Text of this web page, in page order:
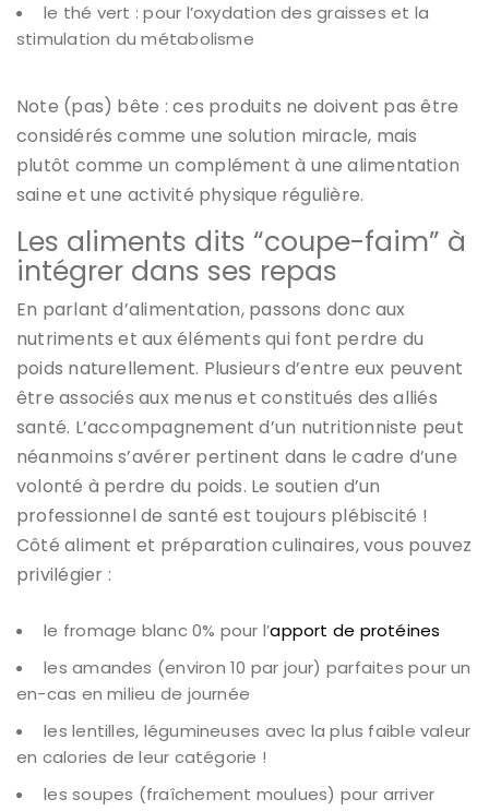
le thé vert : pour l’oxydation des graisses et la
stimulation du métabolisme
Note (pas) bête : ces produits ne doivent pas être
considérés comme une solution miracle, mais
plutôt comme un complément à une alimentation
saine et une activité physique régulière.
Les aliments dits “coupe-faim” à
intégrer dans ses repas
En parlant d’alimentation, passons donc aux
nutriments et aux éléments qui font perdre du
poids naturellement. Plusieurs d’entre eux peuvent
être associés aux menus et constitués des alliés
santé. L’accompagnement d’un nutritionniste peut
néanmoins s’avérer pertinent dans le cadre d’une
volonté à perdre du poids. Le soutien d’un
professionnel de santé est toujours plébiscité !
Côté aliment et préparation culinaires, vous pouvez
privilégier :
le fromage blanc 0% pour l’apport de protéines
les amandes (environ 10 par jour) parfaites pour un
en-cas en milieu de journée
les lentilles, légumineuses avec la plus faible valeur
en calories de leur catégorie !
les soupes (fraîchement moulues) pour arriver